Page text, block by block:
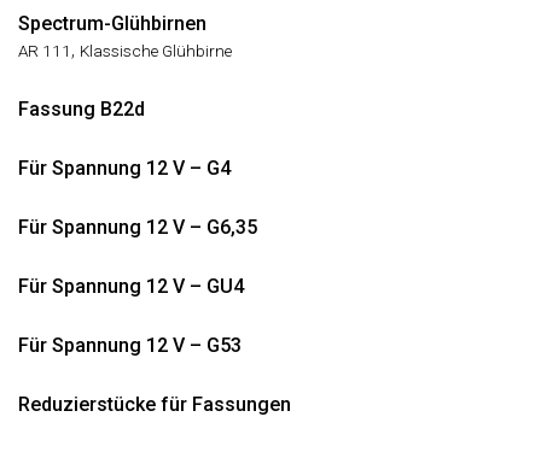
Spectrum-Glühbirnen
AR 111 , Klassische Glühbirne
Fassung B22d
Für Spannung 12 V – G4
Für Spannung 12 V – G6,35
Für Spannung 12 V – GU4
Für Spannung 12 V – G53
Reduzierstücke für Fassungen